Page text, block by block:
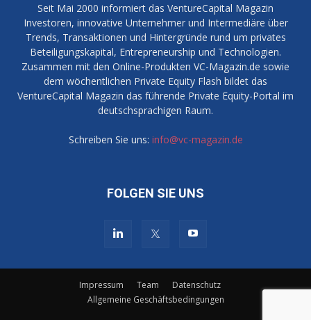
Seit Mai 2000 informiert das VentureCapital Magazin
Investoren, innovative Unternehmer und Intermediäre über
Trends, Transaktionen und Hintergründe rund um privates
Beteiligungskapital, Entrepreneurship und Technologien.
Zusammen mit den Online-Produkten VC-Magazin.de sowie
dem wöchentlichen Private Equity Flash bildet das
VentureCapital Magazin das führende Private Equity-Portal im
deutschsprachigen Raum.
Schreiben Sie uns: info@vc-magazin.de
FOLGEN SIE UNS
Impressum Team
Datenschutz
Allgemeine Geschäftsbedingungen